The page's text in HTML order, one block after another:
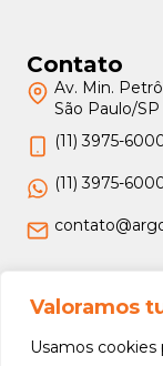
Valoramos
Usamos cookies
Contato
Av. Min.
São Paulo/
(11) 3975-
(11) 3975-
Jurídico
Termos e
Política de